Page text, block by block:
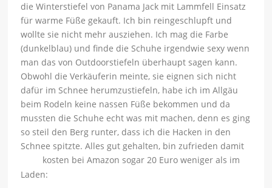
die Winterstiefel von Panama Jack mit Lammfell Einsatz
für warme Füße gekauft. Ich bin reingeschlupft und
wollte sie nicht mehr ausziehen. Ich mag die Farbe
(dunkelblau) und finde die Schuhe irgendwie sexy wenn
man das von Outdoorstiefeln überhaupt sagen kann.
Obwohl die Verkäuferin meinte, sie eignen sich nicht
dafür im Schnee herumzustiefeln, habe ich im Allgäu
beim Rodeln keine nassen Füße bekommen und da
mussten die Schuhe echt was mit machen, denn es ging
so steil den Berg runter, dass ich die Hacken in den
Schnee spitzte. Alles gut gehalten, bin zufrieden damit
kosten bei Amazon sogar 20 Euro weniger als im
Laden: